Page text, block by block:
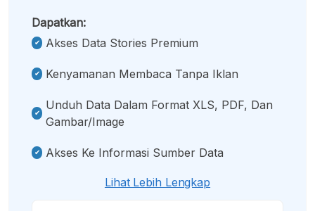
Dapatkan:
Akses Data Stories Premium
Kenyamanan Membaca Tanpa Iklan
Unduh Data Dalam Format XLS, PDF, Dan
Gambar/image
Akses Ke Informasi Sumber Data
Lihat Lebih Lengkap